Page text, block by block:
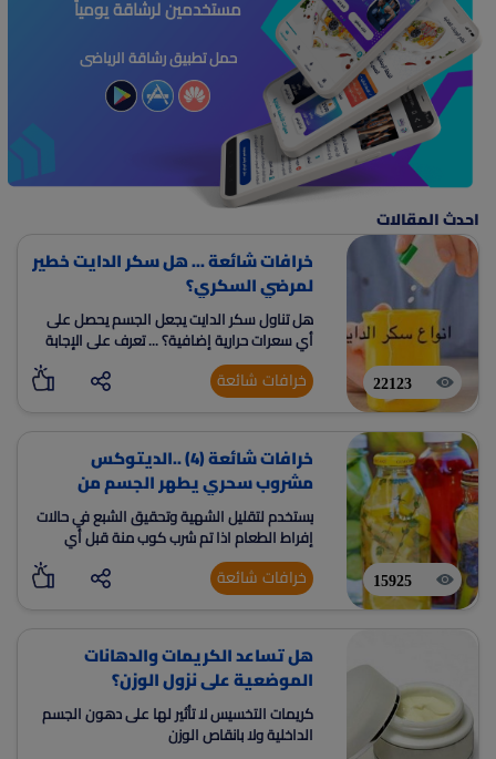
مستخدمين لرشاقة يومياً
حمل تطبيق رشاقة الرياضى
احدث المقالات
22123
خرافات شائعة ... هل سكر الدايت خطير
لمرضي السكري؟
هل تناول سكر الدايت يجعل الجسم يحصل على
أي سعرات حرارية إضافية؟ ... تعرف على الإجابة
خرافات شائعة
15925
خرافات شائعة (4) ..الديتوكس
مشروب سحري يطهر الجسم من
السموم
يستخدم لتقليل الشهية وتحقيق الشبع في حالات
إفراط الطعام اذا تم شرب كوب منة قبل أي
وجبة
خرافات شائعة
هل تساعد الكريمات والدهانات
الموضعية على نزول الوزن؟
كريمات التخسيس لا تأثير لها على دهون الجسم
الداخلية ولا بانقاص الوزن